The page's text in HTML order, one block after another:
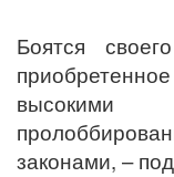
Боятся
законами, –